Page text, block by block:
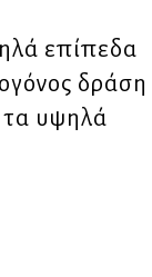
επίπεδα
δράση
τα υψηλά